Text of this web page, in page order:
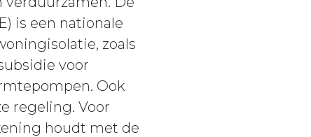
is een nationale
zoals
voor
Ook
regeling. Voor
houdt met de